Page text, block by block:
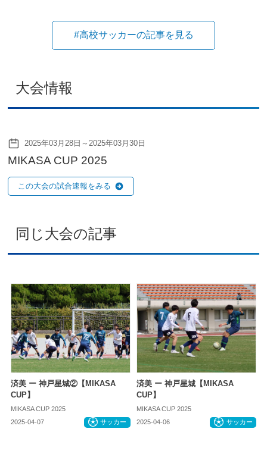
#高校サッカーの記事を見る
大会情報
2025年03月28日～2025年03月30日
MIKASA CUP 2025
この大会の試合速報をみる
同じ大会の記事
済美 ー 神戸星城②【MIKASA
CUP】
MIKASA CUP 2025
2025-04-07
サッカー
済美 ー 神戸星城【MIKASA
CUP】
MIKASA CUP 2025
2025-04-06
サッカー